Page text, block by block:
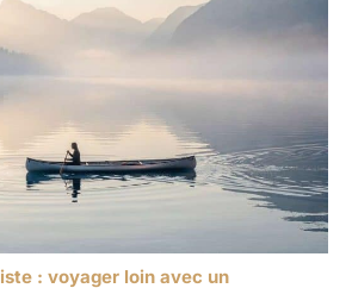
: voyager loin avec un